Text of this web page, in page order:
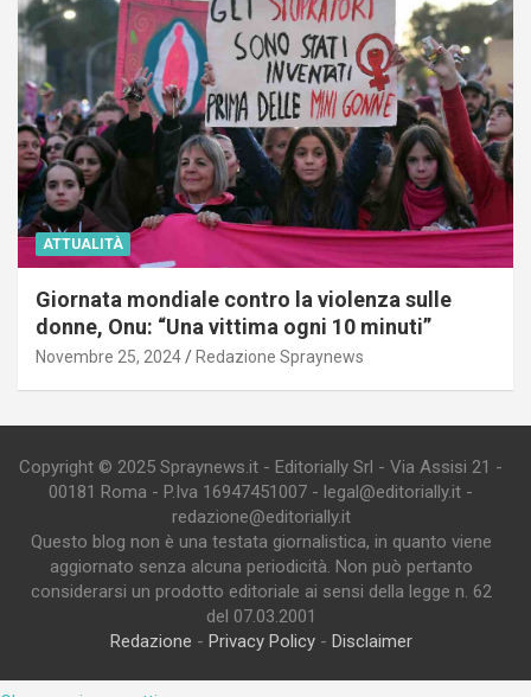
ATTUALITÀ
Giornata mondiale contro la violenza sulle
donne, Onu: “Una vittima ogni 10 minuti”
Novembre 25, 2024 Redazione Spraynews
Copyright © 2025 Spraynews.it - Editorially Srl - Via Assisi 21 -
00181 Roma - P.Iva 16947451007 - legal@editorially.it -
redazione@editorially.it
Questo blog non è una testata giornalistica, in quanto viene
aggiornato senza alcuna periodicità. Non può pertanto
considerarsi un prodotto editoriale ai sensi della legge n. 62
del 07.03.2001
Redazione - Privacy Policy- Disclaimer